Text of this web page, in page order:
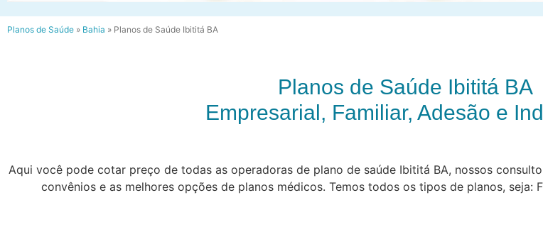
Planos de Saúde » Bahia » Planos de Saúde Ibititá BA
Planos de Saúde Ibititá BA
Empresarial, Familiar, Adesão e
Aqui você pode cotar preço de todas as operadoras de plano de saúde Ibititá BA, nossos
convênios e as melhores opções de planos médicos. Temos todos os tipos de planos, seja: